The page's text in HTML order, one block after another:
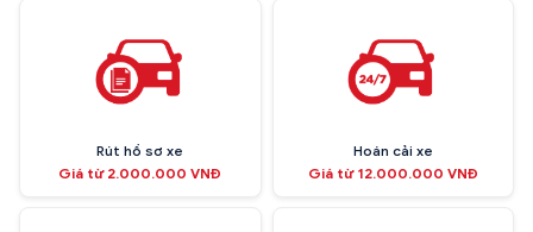
Rút hồ sơ xe
Giá từ 2.000.000 VNĐ
Hoán cải xe
Giá từ 12.000.000 VNĐ